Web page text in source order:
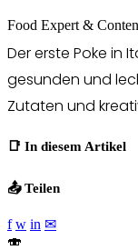
Food Expert &
Der erste Poke in
gesunden und
Zutaten und
📑 In diesem Artikel
📤 Teilen
f w in ✉
🍣